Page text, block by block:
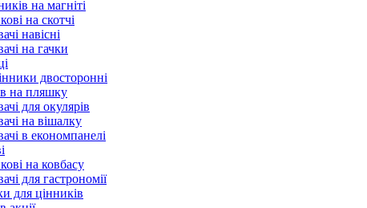
на магніті
на скотчі
навісні
на гачки
двосторонні
на пляшку
для окулярів
на вішалку
в економпанелі
на ковбасу
для гастрономії
для цінників